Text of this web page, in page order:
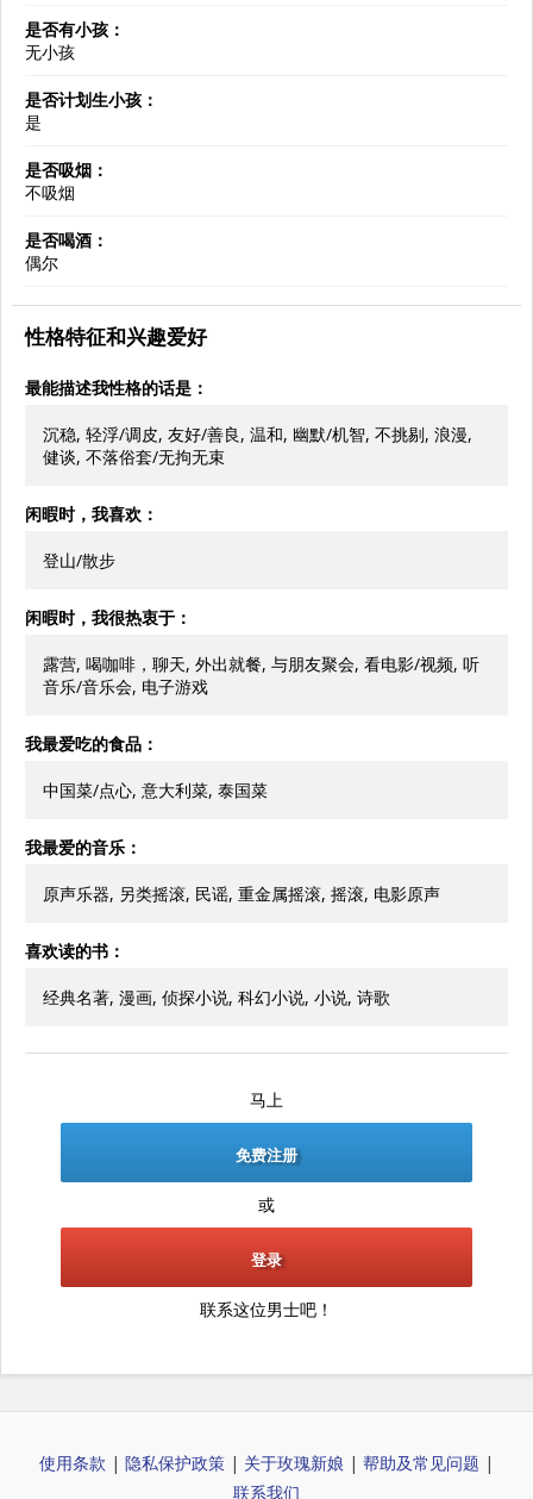
是否有小孩：
无小孩
是否计划生小孩：
是
是否吸烟：
不吸烟
是否喝酒：
偶尔
性格特征和兴趣爱好
最能描述我性格的话是：
沉稳, 轻浮/调皮, 友好/善良, 温和, 幽默/机智, 不挑剔, 浪漫,
健谈, 不落俗套/无拘无束
闲暇时，我喜欢：
登山/散步
闲暇时，我很热衷于：
露营, 喝咖啡，聊天, 外出就餐, 与朋友聚会, 看电影/视频, 听
音乐/音乐会, 电子游戏
我最爱吃的食品：
中国菜/点心, 意大利菜, 泰国菜
我最爱的音乐：
原声乐器, 另类摇滚, 民谣, 重金属摇滚, 摇滚, 电影原声
喜欢读的书：
经典名著, 漫画, 侦探小说, 科幻小说, 小说, 诗歌
马上
免费注册
或
登录
联系这位男士吧！
使用条款 | 隐私保护政策 | 关于玫瑰新娘 | 帮助及常见问题 |
联系我们